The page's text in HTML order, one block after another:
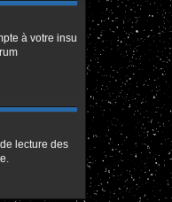
à votre insu
lecture des